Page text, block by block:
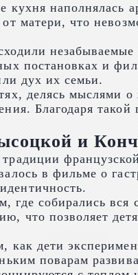
кухня
от матери, что
постановках и
дух их семьи.
делясь мыслями
Благодаря
и
в фильме о
где собирались
что позволяет
как дети
поварам